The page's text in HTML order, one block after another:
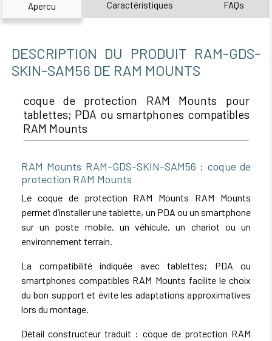
Apercu Caractéristiques FAQs
DESCRIPTION DU PRODUIT RAM-GDS-
SKIN-SAM56 DE RAM MOUNTS
coque de protection RAM Mounts pour
tablettes; PDA ou smartphones compatibles
RAM Mounts
RAM Mounts RAM-GDS-SKIN-SAM56 : coque de
protection RAM Mounts
Le coque de protection RAM Mounts RAM Mounts
permet d’installer une tablette, un PDA ou un smartphone
sur un poste mobile, un véhicule, un chariot ou un
environnement terrain.
La compatibilité indiquée avec tablettes; PDA ou
smartphones compatibles RAM Mounts facilite le choix
du bon support et évite les adaptations approximatives
lors du montage.
Détail constructeur traduit : coque de protection RAM